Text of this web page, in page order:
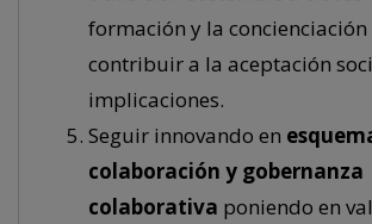
formación y la concienciación
contribuir a la aceptación
implicaciones.
Seguir innovando en
colaboración y gobernanza
colaborativa poniendo en